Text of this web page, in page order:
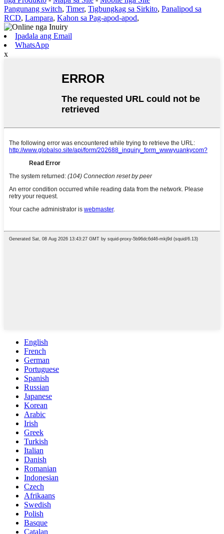
Pangunang switch, Timer, Tigbungkag sa Sirkito, Panalipod sa
RCD, Lampara, Kahon sa Pag-apod-apod,
Ipadala ang Email
WhatsApp
x
English
French
German
Portuguese
Spanish
Russian
Japanese
Korean
Arabic
Irish
Greek
Turkish
Italian
Danish
Romanian
Indonesian
Czech
Afrikaans
Swedish
Polish
Basque
Catalan